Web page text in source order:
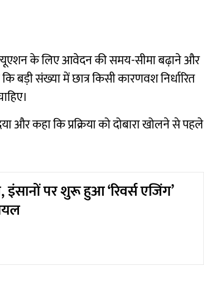
के लिए आवेदन की समय-सीमा बढ़ाने और
बड़ी संख्या में छात्र किसी कारणवश निर्धारित
और कहा कि प्रक्रिया को दोबारा खोलने से पहले
पर शुरू हुआ ‘रिवर्स एजिंग’